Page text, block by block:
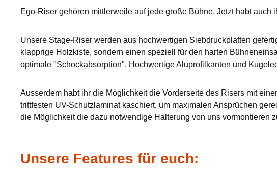
Ego-Riser gehören mittlerweile auf jede große Bühne. Jetzt habt
Unsere Stage-Riser werden aus hochwertigen Siebdruckplatten
klapprige Holzkiste, sondern einen speziell für den harten
optimale "Schockabsorption". Hochwertige Aluprofilkanten und
Ausserdem habt ihr die Möglichkeit die Vorderseite des Risers mit
trittfesten UV-Schutzlaminat kaschiert, um maximalen Ansprüchen
die Möglichkeit die dazu notwendige Halterung von uns vormontieren
Unsere Features für euch: